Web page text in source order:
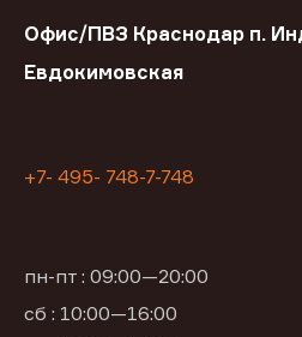
Офис/ПВЗ Краснодар п.
Евдокимовская
+7- 495- 748-7-748
пн-пт : 09:00—20:00
сб : 10:00—16:00